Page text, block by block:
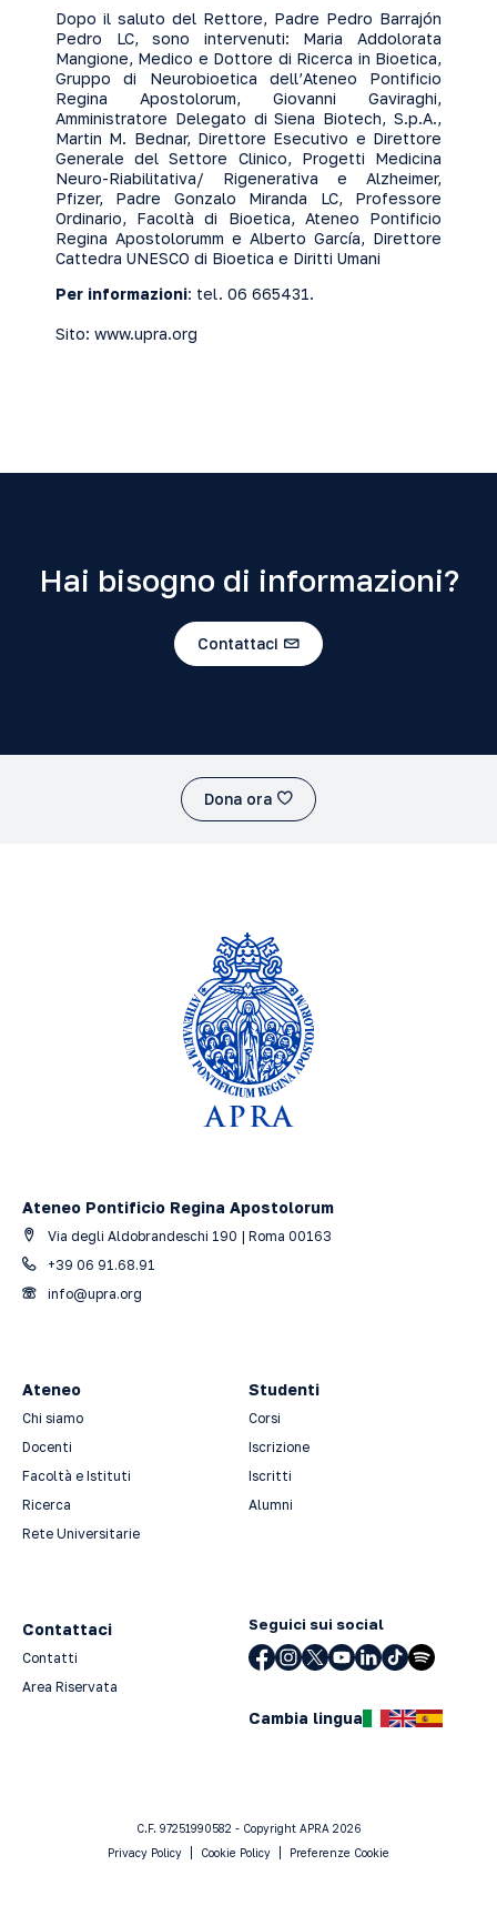
Dopo il saluto del Rettore, Padre Pedro Barrajón
Pedro LC, sono intervenuti: Maria Addolorata
Mangione, Medico e Dottore di Ricerca in Bioetica,
Gruppo di Neurobioetica dell’Ateneo Pontificio
Regina Apostolorum, Giovanni Gaviraghi,
Amministratore Delegato di Siena Biotech, S.p.A.,
Martin M. Bednar, Direttore Esecutivo e Direttore
Generale del Settore Clinico, Progetti Medicina
Neuro-Riabilitativa/ Rigenerativa e Alzheimer,
Pfizer, Padre Gonzalo Miranda LC, Professore
Ordinario, Facoltà di Bioetica, Ateneo Pontificio
Regina Apostolorumm e Alberto García, Direttore
Cattedra UNESCO di Bioetica e Diritti Umani
Per informazioni: tel. 06 665431.
Sito: www.upra.org
Hai bisogno di informazioni?
Contattaci
Dona ora
Ateneo Pontificio Regina Apostolorum
Via degli Aldobrandeschi 190 | Roma 00163
+39 06 91.68.91
info@upra.org
Ateneo
Chi siamo
Docenti
Facoltà e Istituti
Ricerca
Rete Universitarie
Studenti
Corsi
Iscrizione
Iscritti
Alumni
Contattaci
Contatti
Area Riservata
Seguici sui social
Cambia lingua
C.F. 97251990582 - Copyright APRA 2026
Privacy Policy
Cookie Policy Preferenze Cookie